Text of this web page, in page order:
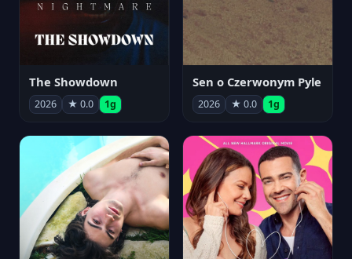
The Showdown
2026 ★ 0.0 1g
Sen o Czerwonym Pyle
2026 ★ 0.0 1g